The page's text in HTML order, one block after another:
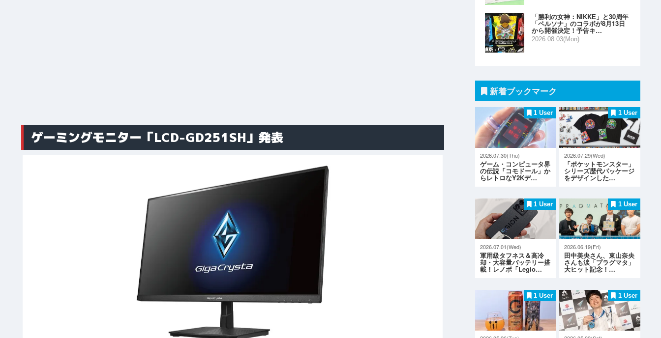
ゲーミングモニター「LCD-GD251SH」発表
「勝利の女神：NIKKE」と30周年
「ペルソナ」のコラボが8月13日
から開催決定！予告キ…
2026.08.03(Mon)
新着ブックマーク
1 User
2026.07.30(Thu)
ゲーム・コンピュータ界
の伝説「コモドール」か
らレトロなY2Kデ…
1 User
2026.07.29(Wed)
「ポケットモンスター」
シリーズ歴代パッケージ
をデザインした…
1 User
2026.07.01(Wed)
軍用級タフネス＆高冷
却・大容量バッテリー搭
載！レノボ「Legio…
1 User
2026.06.19(Fri)
田中美央さん、東山奈央
さんも涙「プラグマタ」
大ヒット記念！…
1 User 1 User